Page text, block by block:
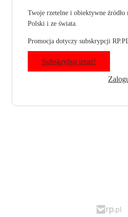
Twoje rzetelne i obiektywne
Polski i ze świata.
Promocja dotyczy subskrypcji
Subskrybuj teraz!